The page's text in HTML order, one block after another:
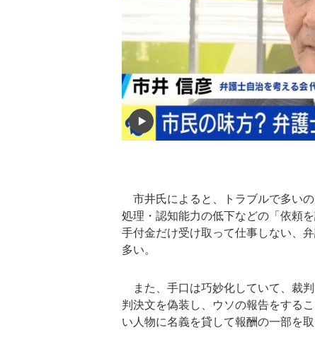
市井氏によると、トラブルで多い
処理・認知能力の低下などの「依頼
手付金だけ受け取って仕事しない、
多い。
また、手口は巧妙化していて、裁
判決文を偽装し、ウソの報告をする
い人物に名義を貸して報酬の一部を